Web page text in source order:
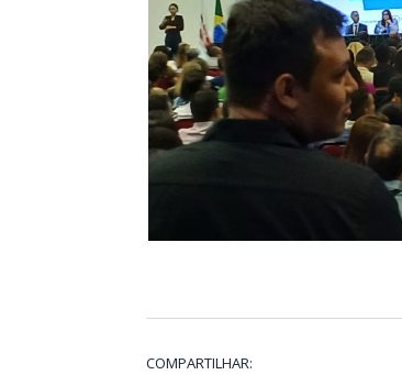
COMPARTILHAR: